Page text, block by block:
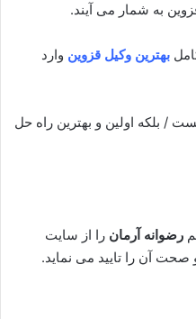
به شمار می آیند.
بهترین وکیل قزوین وارد
/ بلکه اولین و بهترین راه حل
رضوانه آرمان را از سایت
صحت آن را تایید می نماید.